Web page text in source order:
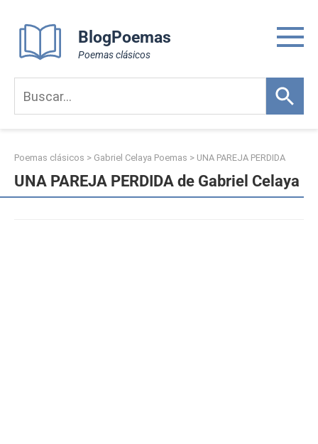
content
BlogPoemas
Poemas clásicos
Poemas clásicos > Gabriel Celaya Poemas > UNA PAREJA PERDIDA
UNA PAREJA PERDIDA de Gabriel Celaya